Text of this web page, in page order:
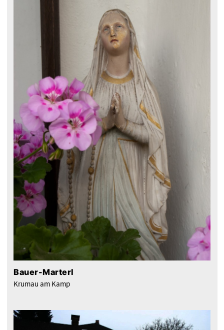
Bauer-Marterl
Krumau am Kamp